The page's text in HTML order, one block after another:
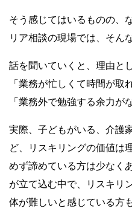
そう感じてはいるものの、
リア相談の現場では、そん
話を聞いていくと、理由と
「業務が忙しくて時間が取
「業務外で勉強する余力が
実際、子どもがいる、介護
ど、リスキリングの価値は
めず諦めている方は少なく
が立て込む中で、リスキリ
体が難しいと感じている方